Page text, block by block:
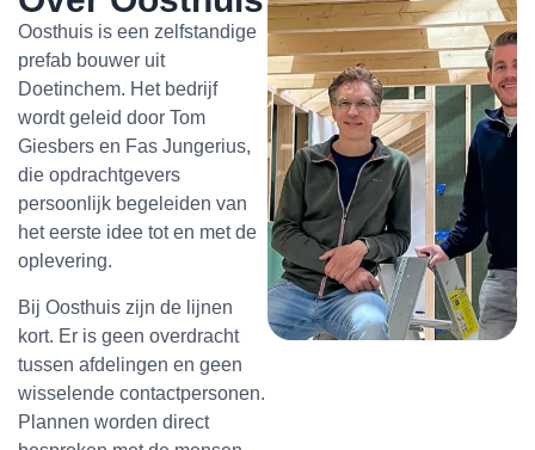
Oosthuis is een zelfstandige
prefab bouwer uit
Doetinchem. Het bedrijf
wordt geleid door Tom
Giesbers en Fas Jungerius,
die opdrachtgevers
persoonlijk begeleiden van
het eerste idee tot en met de
oplevering.
Bij Oosthuis zijn de lijnen
kort. Er is geen overdracht
tussen afdelingen en geen
wisselende contactpersonen.
Plannen worden direct